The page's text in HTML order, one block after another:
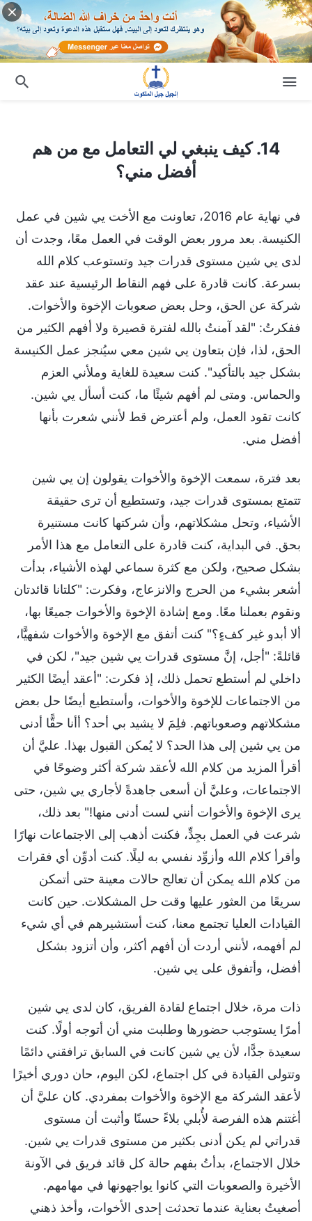
14. كيف ينبغي لي التعامل مع من هم
أفضل مني؟
في نهاية عام 2016، تعاونت مع الأخت يي شين في عمل
الكنيسة. بعد مرور بعض الوقت في العمل معًا، وجدت أن
لدى يي شين مستوى قدرات جيد وتستوعب كلام الله
بسرعة. كانت قادرة على فهم النقاط الرئيسية عند عقد
شركة عن الحق، وحل بعض صعوبات الإخوة والأخوات.
ففكرتُ: "لقد آمنتُ بالله لفترة قصيرة ولا أفهم الكثير من
الحق، لذا، فإن بتعاون يي شين معي سيُنجز عمل الكنيسة
بشكل جيد بالتأكيد". كنت سعيدة للغاية وملأني العزم
والحماس. ومتى لم أفهم شيئًا ما، كنت أسأل يي شين.
كانت تقود العمل، ولم أعترض قط لأنني شعرت بأنها
أفضل مني.
بعد فترة، سمعت الإخوة والأخوات يقولون إن يي شين
تتمتع بمستوى قدرات جيد، وتستطيع أن ترى حقيقة
الأشياء، وتحل مشكلاتهم، وأن شركتها كانت مستنيرة
بحق. في البداية، كنت قادرة على التعامل مع هذا الأمر
بشكل صحيح، ولكن مع كثرة سماعي لهذه الأشياء، بدأت
أشعر بشيء من الحرج والانزعاج، وفكرت: "كلتانا قائدتان
ونقوم بعملنا معًا. ومع إشادة الإخوة والأخوات جميعًا بها،
ألا أبدو غير كفءٍ؟" كنت أتفق مع الإخوة والأخوات شفهيًّا،
قائلةً: "أجل، إنَّ مستوى قدرات يي شين جيد"، لكن في
داخلي لم أستطع تحمل ذلك، إذ فكرت: "أعقد أيضًا الكثير
من الاجتماعات للإخوة والأخوات، وأستطيع أيضًا حل بعض
مشكلاتهم وصعوباتهم. فلِمَ لا يشيد بي أحد؟ أأنا حقًّا أدنى
من يي شين إلى هذا الحد؟ لا يُمكن القبول بهذا. عليَّ أن
أقرأ المزيد من كلام الله لأعقد شركة أكثر وضوحًا في
الاجتماعات، وعليَّ أن أسعى جاهدةً لأجاري يي شين، حتى
يرى الإخوة والأخوات أنني لست أدنى منها!" بعد ذلك،
شرعت في العمل بجِدٍّ، فكنت أذهب إلى الاجتماعات نهارًا
وأقرأ كلام الله وأزوِّد نفسي به ليلًا. كنت أدوِّن أي فقرات
من كلام الله يمكن أن تعالج حالات معينة حتى أتمكن
سريعًا من العثور عليها وقت حل المشكلات. حين كانت
القيادات العليا تجتمع معنا، كنت أستشيرهم في أي شيء
لم أفهمه، لأنني أردت أن أفهم أكثر، وأن أتزود بشكل
أفضل، وأتفوق على يي شين.
ذات مرة، خلال اجتماع لقادة الفريق، كان لدى يي شين
أمرًا يستوجب حضورها وطلبت مني أن أتوجه أولًا. كنت
سعيدة جدًّا، لأن يي شين كانت في السابق ترافقني دائمًا
وتتولى القيادة في كل اجتماع، لكن اليوم، حان دوري أخيرًا
لأعقد الشركة مع الإخوة والأخوات بمفردي. كان عليَّ أن
أغتنم هذه الفرصة لأُبلي بلاءً حسنًا وأثبت أن مستوى
قدراتي لم يكن أدنى بكثير من مستوى قدرات يي شين.
خلال الاجتماع، بدأتُ بفهم حالة كل قائد فريق في الآونة
الأخيرة والصعوبات التي كانوا يواجهونها في مهامهم.
أصغيتُ بعناية عندما تحدثت إحدى الأخوات، وأخذ ذهني